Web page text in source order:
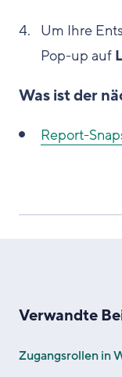
Um Ihre
Pop-up auf
Was ist der
Report-
Verwandte
Zugangsrollen in